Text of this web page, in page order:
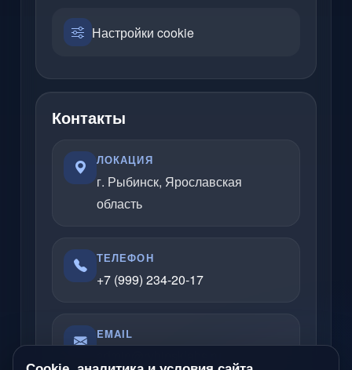
Настройки cookie
Контакты
ЛОКАЦИЯ
г. Рыбинск, Ярославская
область
ТЕЛЕФОН
+7 (999) 234-20-17
EMAIL